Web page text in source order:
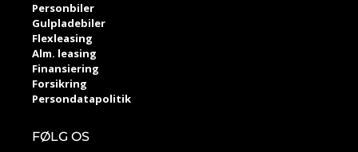
Personbiler
Gulpladebiler
Flexleasing
Alm. leasing
Finansiering
Forsikring
Persondatapolitik
FØLG OS